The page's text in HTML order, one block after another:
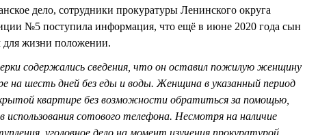
дело, сотрудники прокуратуры Ленинского округа
№5 поступила информация, что ещё в июне 2020 года сын
для жизни положении.
содержались сведения, что он оставил пожилую женщину
на шесть дней без еды и воды. Женщина в указанный период
квартире без возможности обратиться за помощью,
использования сотового телефона. Несмотря на наличие
уголовное дело на момент изучения прокуратурой